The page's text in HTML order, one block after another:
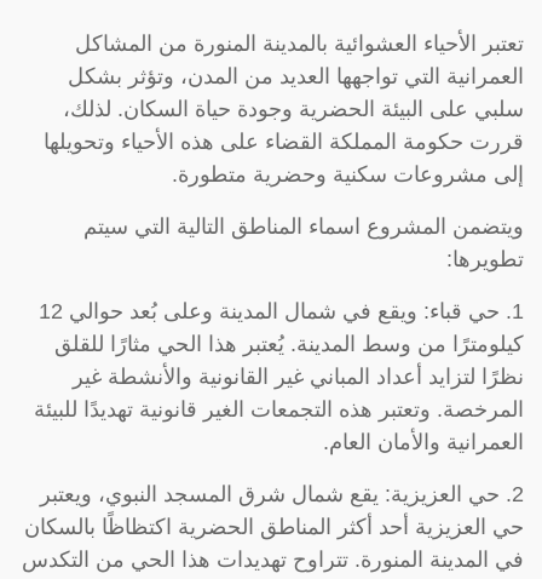
تعتبر الأحياء العشوائية بالمدينة المنورة من المشاكل
العمرانية التي تواجهها العديد من المدن، وتؤثر بشكل
سلبي على البيئة الحضرية وجودة حياة السكان. لذلك،
قررت حكومة المملكة القضاء على هذه الأحياء وتحويلها
إلى مشروعات سكنية وحضرية متطورة.
ويتضمن المشروع اسماء المناطق التالية التي سيتم
تطويرها:
1. حي قباء: ويقع في شمال المدينة وعلى بُعد حوالي 12
كيلومترًا من وسط المدينة. يُعتبر هذا الحي مثارًا للقلق
نظرًا لتزايد أعداد المباني غير القانونية والأنشطة غير
المرخصة. وتعتبر هذه التجمعات الغير قانونية تهديدًا للبيئة
العمرانية والأمان العام.
2. حي العزيزية: يقع شمال شرق المسجد النبوي، ويعتبر
حي العزيزية أحد أكثر المناطق الحضرية اكتظاظًا بالسكان
في المدينة المنورة. تتراوح تهديدات هذا الحي من التكدس